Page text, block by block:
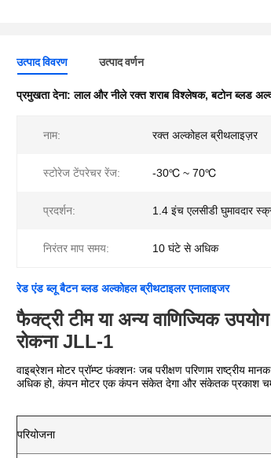
उत्पाद विवरण उत्पाद वर्णन
प्रमुखता देना:लाल और नीले रक्त शराब विश्लेषक,बटोन ब्लड
नाम: रक्त अल्कोहल ब्रीथलाइज़र
स्टोरेज टेंपरेचर रेंज: -30℃ ~ 70℃
प्रदर्शन: 1.4 इंच एलसीडी घुमावदार
निरंतर माप समय: 10 घंटे से अधिक
रेड एंड ब्लू बैटन ब्लड अल्कोहल ब्रीथटाइलर एनालाइजर
फैक्ट्री टीम या अन्य वाणिज्यिक
रोकना JLL-1
वाइब्रेशन मोटर प्रॉम्प्ट फंक्शनः जब परीक्षण परिणाम राष्ट्रीय
अधिक हो, कंपन मोटर एक कंपन संकेत देगा और संकेतक प्रकाश चमक
परियोजना